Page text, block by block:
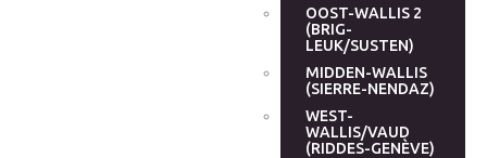
OOST-WALLIS 2
(BRIG-
LEUK/SUSTEN)
MIDDEN-WALLIS
(SIERRE-NENDAZ)
WEST-
WALLIS/VAUD
(RIDDES-GENÈVE)